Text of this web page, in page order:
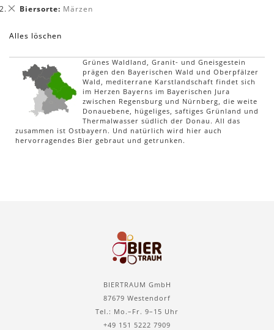
Biersorte Märzen
Dies
Alles löschen
Grünes Waldland, Granit- und Gneisgestein
prägen den Bayerischen Wald und Oberpfälzer
Wald, mediterrane Karstlandschaft findet sich
im Herzen Bayerns im Bayerischen Jura
zwischen Regensburg und Nürnberg, die weite
Donauebene, hügeliges, saftiges Grünland und
Thermalwasser südlich der Donau. All das
zusammen ist Ostbayern. Und natürlich wird hier auch
hervorragendes Bier gebraut und getrunken.
BIERTRAUM GmbH
87679 Westendorf
Tel.: Mo.–Fr. 9–15 Uhr
+49 151 5222 7909